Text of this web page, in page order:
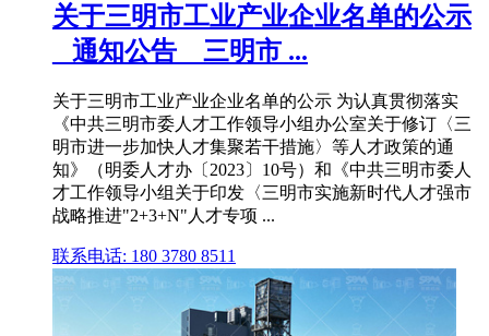
关于三明市工业产业企业名单的公示
_ 通知公告 _ 三明市 ...
关于三明市工业产业企业名单的公示 为认真贯彻落实
《中共三明市委人才工作领导小组办公室关于修订〈三
明市进一步加快人才集聚若干措施〉等人才政策的通
知》（明委人才办〔2023〕10号）和《中共三明市委人
才工作领导小组关于印发〈三明市实施新时代人才强市
战略推进"2+3+N"人才专项 ...
联系电话: 180 3780 8511